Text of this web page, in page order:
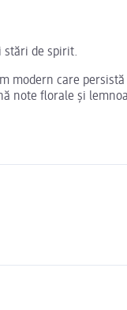
stări de spirit.
modern care
note florale și